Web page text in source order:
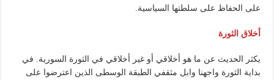
على الحفاظ على سلطتها السياسية.
أخلاق الثورة
يكثر الحديث عن ما هو أخلاقي أو غير أخلاقي في الثورة السورية. في
بداية الثورة واجهنا وابل مثقفي الطبقة الوسطى الذين اعترضوا على